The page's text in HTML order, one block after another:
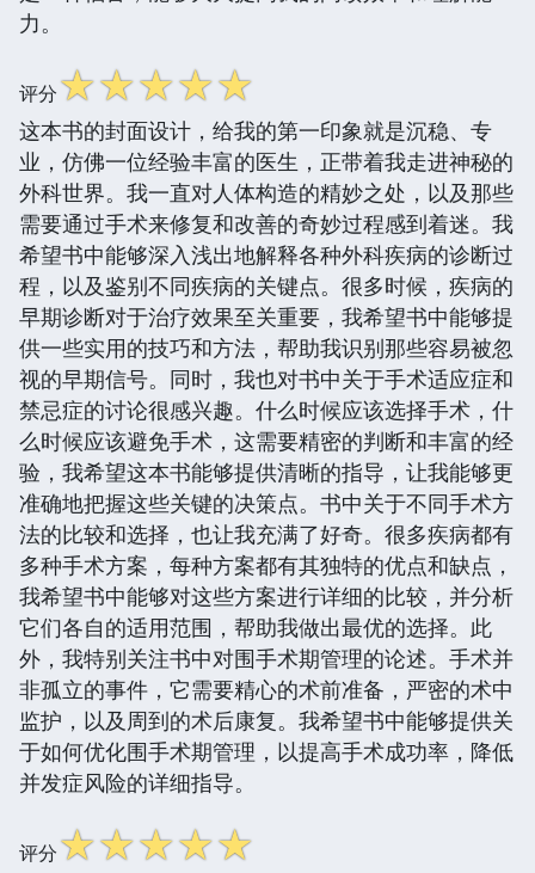
力。
评分☆☆☆☆☆
这本书的封面设计，给我的第一印象就是沉稳、专
业，仿佛一位经验丰富的医生，正带着我走进神秘的
外科世界。我一直对人体构造的精妙之处，以及那些
需要通过手术来修复和改善的奇妙过程感到着迷。我
希望书中能够深入浅出地解释各种外科疾病的诊断过
程，以及鉴别不同疾病的关键点。很多时候，疾病的
早期诊断对于治疗效果至关重要，我希望书中能够提
供一些实用的技巧和方法，帮助我识别那些容易被忽
视的早期信号。同时，我也对书中关于手术适应症和
禁忌症的讨论很感兴趣。什么时候应该选择手术，什
么时候应该避免手术，这需要精密的判断和丰富的经
验，我希望这本书能够提供清晰的指导，让我能够更
准确地把握这些关键的决策点。书中关于不同手术方
法的比较和选择，也让我充满了好奇。很多疾病都有
多种手术方案，每种方案都有其独特的优点和缺点，
我希望书中能够对这些方案进行详细的比较，并分析
它们各自的适用范围，帮助我做出最优的选择。此
外，我特别关注书中对围手术期管理的论述。手术并
非孤立的事件，它需要精心的术前准备，严密的术中
监护，以及周到的术后康复。我希望书中能够提供关
于如何优化围手术期管理，以提高手术成功率，降低
并发症风险的详细指导。
评分☆☆☆☆☆